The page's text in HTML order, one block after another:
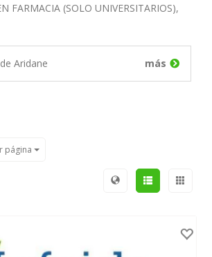
FARMACIA (SOLO UNIVERSITARIOS),
Aridane más
página